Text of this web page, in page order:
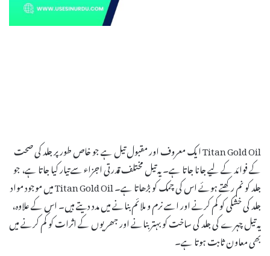
Titan Gold Oil ایک معروف اور مقبول تیل ہے جو خاص طور پر جلد کی صحت
کے فوائد کے لیے جانا جاتا ہے۔ یہ تیل مختلف قدرتی اجزاء سے تیار کیا جاتا ہے، جو
جلد کو نم رکھتے ہوئے اس کی چمک کو بڑھاتا ہے۔ Titan Gold Oil میں موجود مواد
جلد کی خشکی کو کم کرنے اور اسے نرم و ملائم بنانے میں مدد دیتے ہیں۔ اس کے علاوہ،
یہ تیل چہرے کی جلد کی ساخت کو بہتر بنانے اور جھریوں کے اثرات کو کم کرنے میں
بھی معاون ثابت ہوتا ہے۔